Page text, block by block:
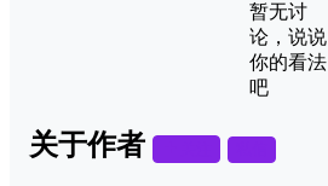
暂无讨
论，说说
你的看法
吧
关于作者